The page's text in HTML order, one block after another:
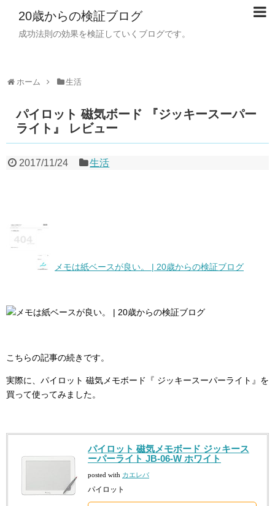
20歳からの検証ブログ
成功法則の効果を検証していくブログです。
ホーム 生活
パイロット 磁気ボード 『ジッキースーパー
ライト』 レビュー
2017/11/24 生活
メモは紙ベースが良い。 | 20歳からの検証ブログ
こちらの記事の続きです。
実際に、パイロット 磁気メモボード『 ジッキースーパーライト』を
買って使ってみました。
パイロット 磁気メモボード ジッキース
ーパーライト JB-06-W ホワイト
posted with カエレバ
パイロット